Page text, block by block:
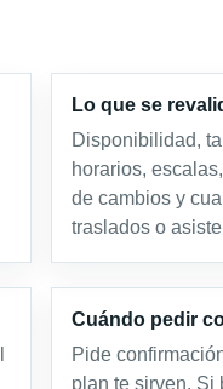
Lo que se
Disponibilidad,
horarios,
de cambios y
traslados o
Cuándo pedir
Pide
plan te sirven. Si